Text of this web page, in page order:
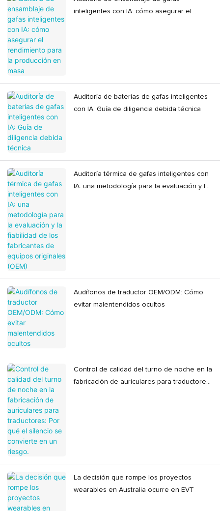
inteligentes con IA: cómo asegurar el
Auditoría de baterías de gafas inteligentes
con IA: Guía de diligencia debida técnica
Auditoría térmica de gafas inteligentes con
IA: una metodología para la evaluación y la
Audífonos de traductor OEM/ODM: Cómo
evitar malentendidos ocultos
Control de calidad del turno de noche en la
fabricación de auriculares para traductores:
La decisión que rompe los proyectos
wearables en Australia ocurre en EVT